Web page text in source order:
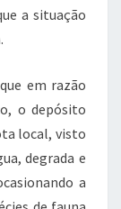
a situação
em razão
o depósito
local, visto
degrada e
a